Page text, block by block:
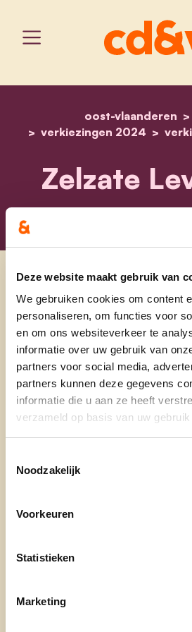
Deze website maakt gebruik van
We gebruiken cookies om content
personaliseren, om functies voor
en om ons websiteverkeer te
informatie over uw gebruik van
partners voor social media,
partners kunnen deze gegevens
informatie die u aan ze heeft
verzameld op basis van uw
Noodzakelijk
Voorkeuren
Statistieken
Marketing
home
oost-vlaanderen
verkiezingen 2024
Zelzate
1.Meer ruimte voor
2.Ondersteuning
verenigingsleven
3.Gevarieerd aanbod
cultuurhuis
onze gemeente
cd&v Zelzate